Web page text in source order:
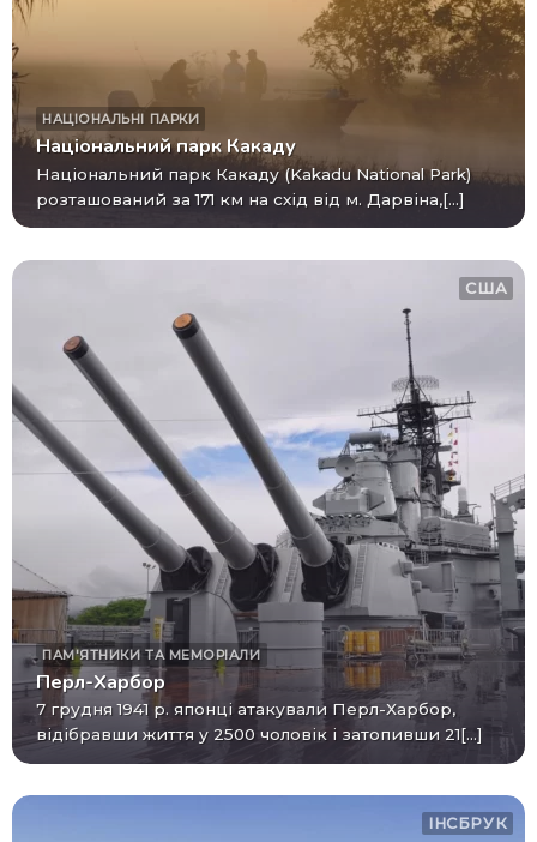
НАЦІОНАЛЬНІ ПАРКИ
Національний парк Какаду
Національний парк Какаду (Kakadu National Park)
розташований за 171 км на схід від м. Дарвіна,[...]
США
ПАМ'ЯТНИКИ ТА МЕМОРІАЛИ
Перл-Харбор
7 грудня 1941 р. японці атакували Перл-Харбор,
відібравши життя у 2500 чоловік і затопивши 21[...]
ІНСБРУК